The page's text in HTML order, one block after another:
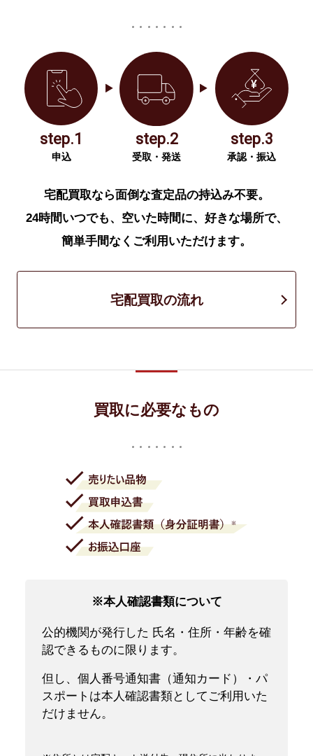
step.1
申込
step.2
受取・発送
step.3
承認・振込
宅配買取なら面倒な査定品の持込み不要。
24時間いつでも、空いた時間に、好きな場所で、
簡単手間なくご利用いただけます。
宅配買取の流れ
買取に必要なもの
※本人確認書類について
公的機関が発行した 氏名・住所・年齢を確
認できるものに限ります。
但し、個人番号通知書（通知カード）・パ
スポートは本人確認書類としてご利用いた
だけません。